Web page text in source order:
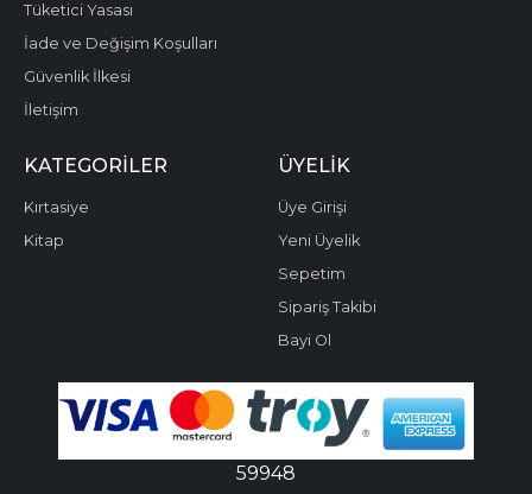
Tüketici Yasası
İade ve Değişim Koşulları
Güvenlik İlkesi
İletişim
KATEGORILER
Kırtasiye
Kitap
ÜYELIK
Üye Girişi
Yeni Üyelik
Sepetim
Sipariş Takibi
Bayi Ol
59948